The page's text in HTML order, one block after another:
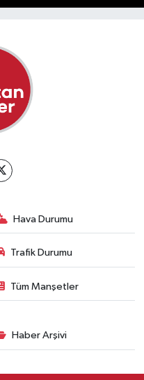
Hava Durumu
Trafik Durumu
Tüm Manşetler
Haber Arşivi